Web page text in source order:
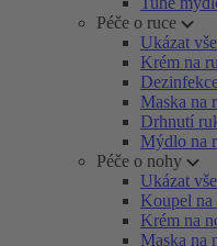
Péče o ruce
Ukázat vše
Krém na
Maska na
Drhnutí
Mýdlo na
Péče o nohy
Ukázat vše
Koupel na
Krém na
Maska na